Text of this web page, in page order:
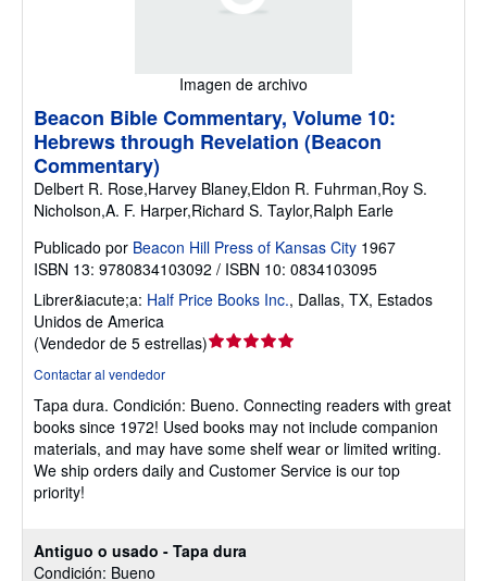
Imagen de archivo
Antiguo o usado - Tapa dura
Condición: Bueno
Beacon Bible Commentary, Volume 10:
Hebrews through Revelation (Beacon
Commentary)
Delbert R. Rose,Harvey Blaney,Eldon R. Fuhrman,Roy S.
Nicholson,A. F. Harper,Richard S. Taylor,Ralph Earle
Publicado por Beacon Hill Press of Kansas City 1967
ISBN 13: 9780834103092 / ISBN 10: 0834103095
Librer&iacute;a: Half Price Books Inc., Dallas, TX, Estados
Unidos de America
(Vendedor de 5 estrellas)Calificación
5
de
5
estrellas
Contactar al vendedor
Tapa dura. Condición: Bueno. Connecting readers with great
books since 1972! Used books may not include companion
materials, and may have some shelf wear or limited writing.
We ship orders daily and Customer Service is our top
priority!